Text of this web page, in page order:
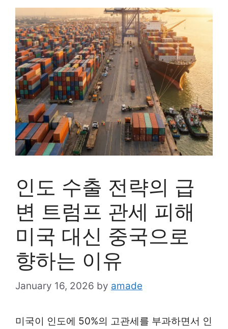
인도 수출 전략의 급
변 트럼프 관세 피해
미국 대신 중국으로
향하는 이유
January 16, 2026 by amade
미국이 인도에 50%의 고관세를 부과하면서 인